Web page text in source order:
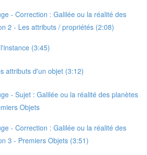
- Correction : Galilée ou la réalité des
2 - Les attributs / propriétés (2:08)
(3:45)
attributs d'un objet (3:12)
- Sujet : Galilée ou la réalité des planètes
Objets
- Correction : Galilée ou la réalité des
3 - Premiers Objets (3:51)